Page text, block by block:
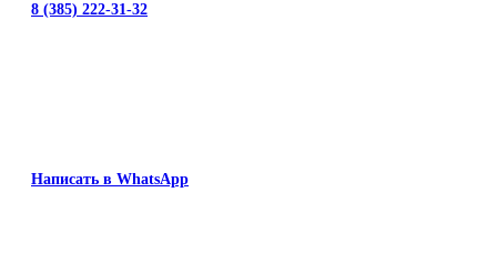
8 (385) 222-31-32
Написать в WhatsApp